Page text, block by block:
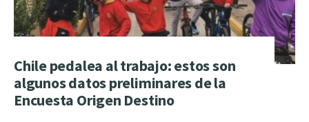
Chile pedalea al trabajo: estos son
algunos datos preliminares de la
Encuesta Origen Destino